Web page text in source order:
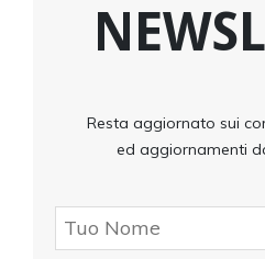
Resta aggiornato sui
ed aggiornamenti